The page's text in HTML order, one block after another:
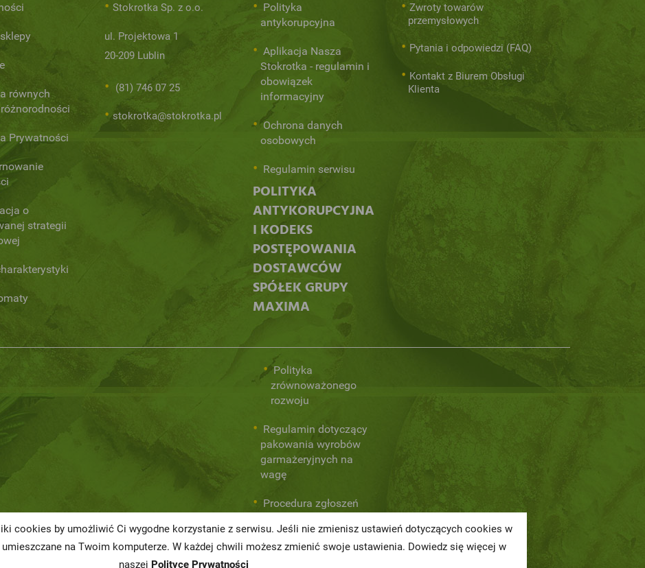
równych
Prywatności
o
strategii
Stokrotka Sp. z o.o.
ul. Projektowa 1
20-209 Lublin
(81) 746 07 25
stokrotka@stokrotka.pl
Polityka
antykorupcyjna
Aplikacja Nasza
Stokrotka - regulamin i
obowiązek
informacyjny
Ochrona danych
osobowych
Regulamin serwisu
POLITYKA
ANTYKORUPCYJNA
I KODEKS
POSTĘPOWANIA
DOSTAWCÓW
SPÓŁEK GRUPY
MAXIMA
Polityka
zrównoważonego
rozwoju
Regulamin dotyczący
pakowania wyrobów
garmażeryjnych na
wagę
Procedura zgłoszeń
naruszeń prawa
Zwroty towarów
przemysłowych
Pytania i odpowiedzi (FAQ)
Kontakt z Biurem Obsługi
Klienta
cookies by umożliwić Ci wygodne korzystanie z serwisu. Jeśli nie zmienisz ustawień dotyczących cookies w
na Twoim komputerze. W każdej chwili możesz zmienić swoje ustawienia. Dowiedz się więcej w
naszej Polityce Prywatności